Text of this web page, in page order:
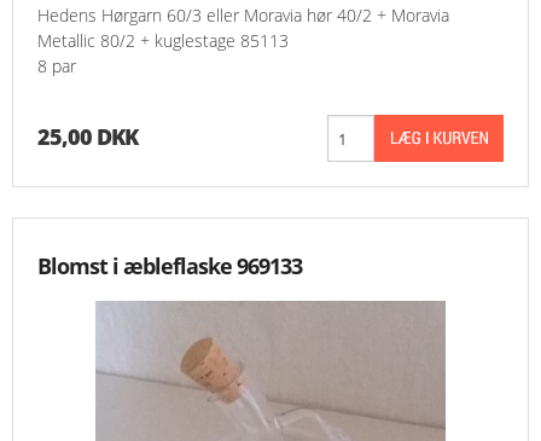
Hedens Hørgarn 60/3 eller Moravia hør 40/2 + Moravia
Metallic 80/2 + kuglestage 85113
8 par
25,00 DKK
Blomst i æbleflaske 969133